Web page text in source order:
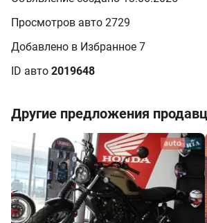
Просмотров авто 2729
Добавлено в Избранное 7
ID авто 2019648
Другие предложения